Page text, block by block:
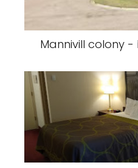
Mannivill colony -